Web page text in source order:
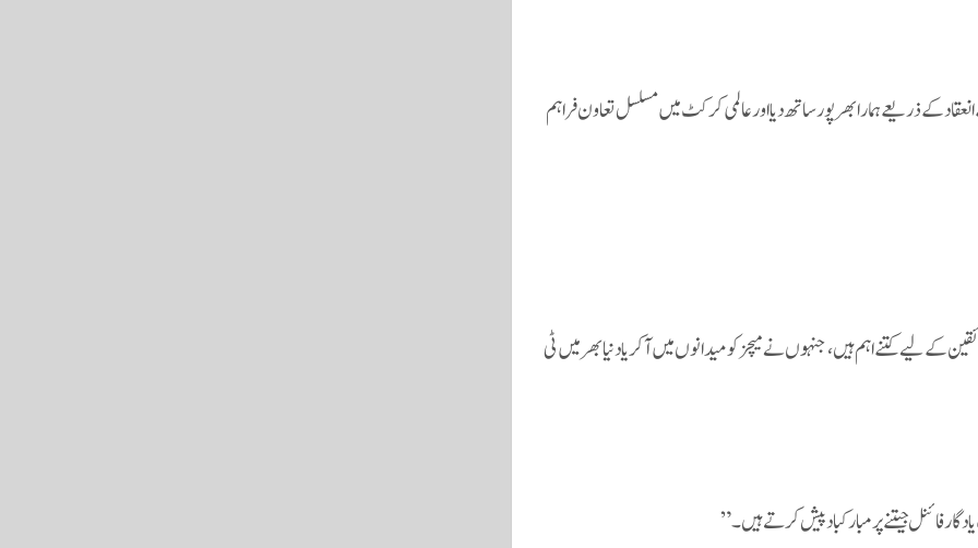
بورڈ کے بھی شکر گزار ہیں، جنہوں نے دبئی میں 5 میچز کے انعقاد کے ذریعے ہمارا بھرپور ساتھ دیا اور عالمی کرکٹ میں مسلسل تعاون فراہم
کے لیے کتنے اہم ہیں، جنہوں نے میچز کو میدانوں میں آکر یا دنیا بھر میں ٹی
فائنل جیتنے پر مبارکباد پیش کرتے ہیں۔”